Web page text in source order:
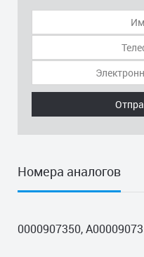
Номера аналогов
0000907350,